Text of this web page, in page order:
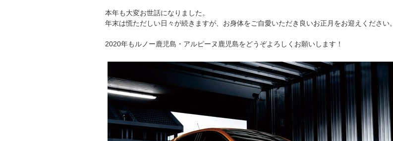
本年も大変お世話になりました。
年末は慌ただしい日々が続きますが、お身体をご自愛いただき良いお正月をお迎えください。
2020年もルノー鹿児島・アルピーヌ鹿児島をどうぞよろしくお願いします！